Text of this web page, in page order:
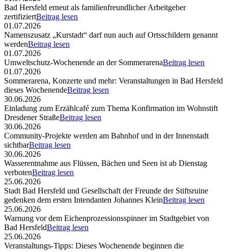
Bad Hersfeld erneut als familienfreundlicher Arbeitgeber
zertifiziertBeitrag lesen
01.07.2026
Namenszusatz „Kurstadt“ darf nun auch auf Ortsschildern genannt
werdenBeitrag lesen
01.07.2026
Umweltschutz-Wochenende an der SommerarenaBeitrag lesen
01.07.2026
Sommerarena, Konzerte und mehr: Veranstaltungen in Bad Hersfeld
dieses WochenendeBeitrag lesen
30.06.2026
Einladung zum Erzählcafé zum Thema Konfirmation im Wohnstift
Dresdener StraßeBeitrag lesen
30.06.2026
Community-Projekte werden am Bahnhof und in der Innenstadt
sichtbarBeitrag lesen
30.06.2026
Wasserentnahme aus Flüssen, Bächen und Seen ist ab Dienstag
verbotenBeitrag lesen
25.06.2026
Stadt Bad Hersfeld und Gesellschaft der Freunde der Stiftsruine
gedenken dem ersten Intendanten Johannes KleinBeitrag lesen
25.06.2026
Warnung vor dem Eichenprozessionsspinner im Stadtgebiet von
Bad HersfeldBeitrag lesen
25.06.2026
Veranstaltungs-Tipps: Dieses Wochenende beginnen die